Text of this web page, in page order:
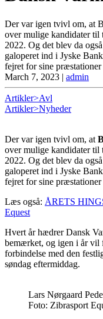
Der var igen tvivl om, at
over mulige kandidater
2022. Og det blev da
galoperet ind i Jyske
fejret for sine
March 7, 2023 | admin
Artikler>Avl
Artikler>Nyheder
Der var igen tvivl om, at
over mulige kandidater
2022. Og det blev da
galoperet ind i Jyske
fejret for sine
Læs også: ÅRETS
Equest
Hvert år hædrer Dansk
bemærket, og igen i år vil
forbindelse med den
søndag eftermiddag.
Lars Nørgaard
Foto: Zibrasport